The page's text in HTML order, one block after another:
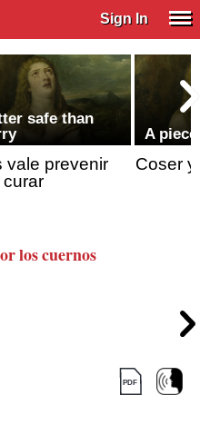
Sign In
safe than
vale prevenir
A
Coser
los cuernos